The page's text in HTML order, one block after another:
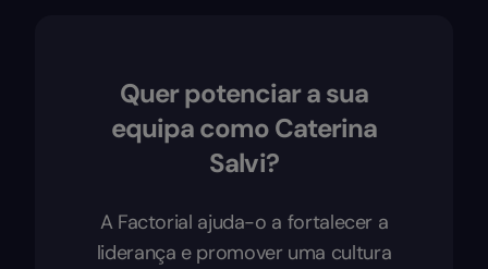
Quer potenciar a sua
equipa como Caterina
Salvi?
A Factorial ajuda-o a fortalecer a
liderança e promover uma cultura